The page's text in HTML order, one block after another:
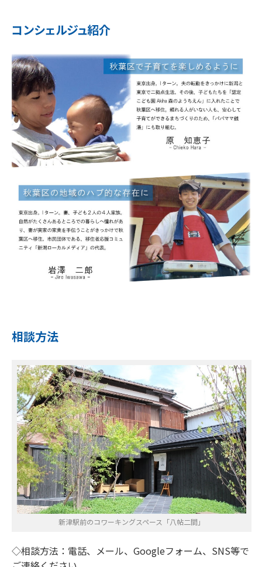
コンシェルジュ紹介
相談方法
新津駅前のコワーキングスペース「八帖二間」
◇相談方法：電話、メール、Googleフォーム、SNS等で